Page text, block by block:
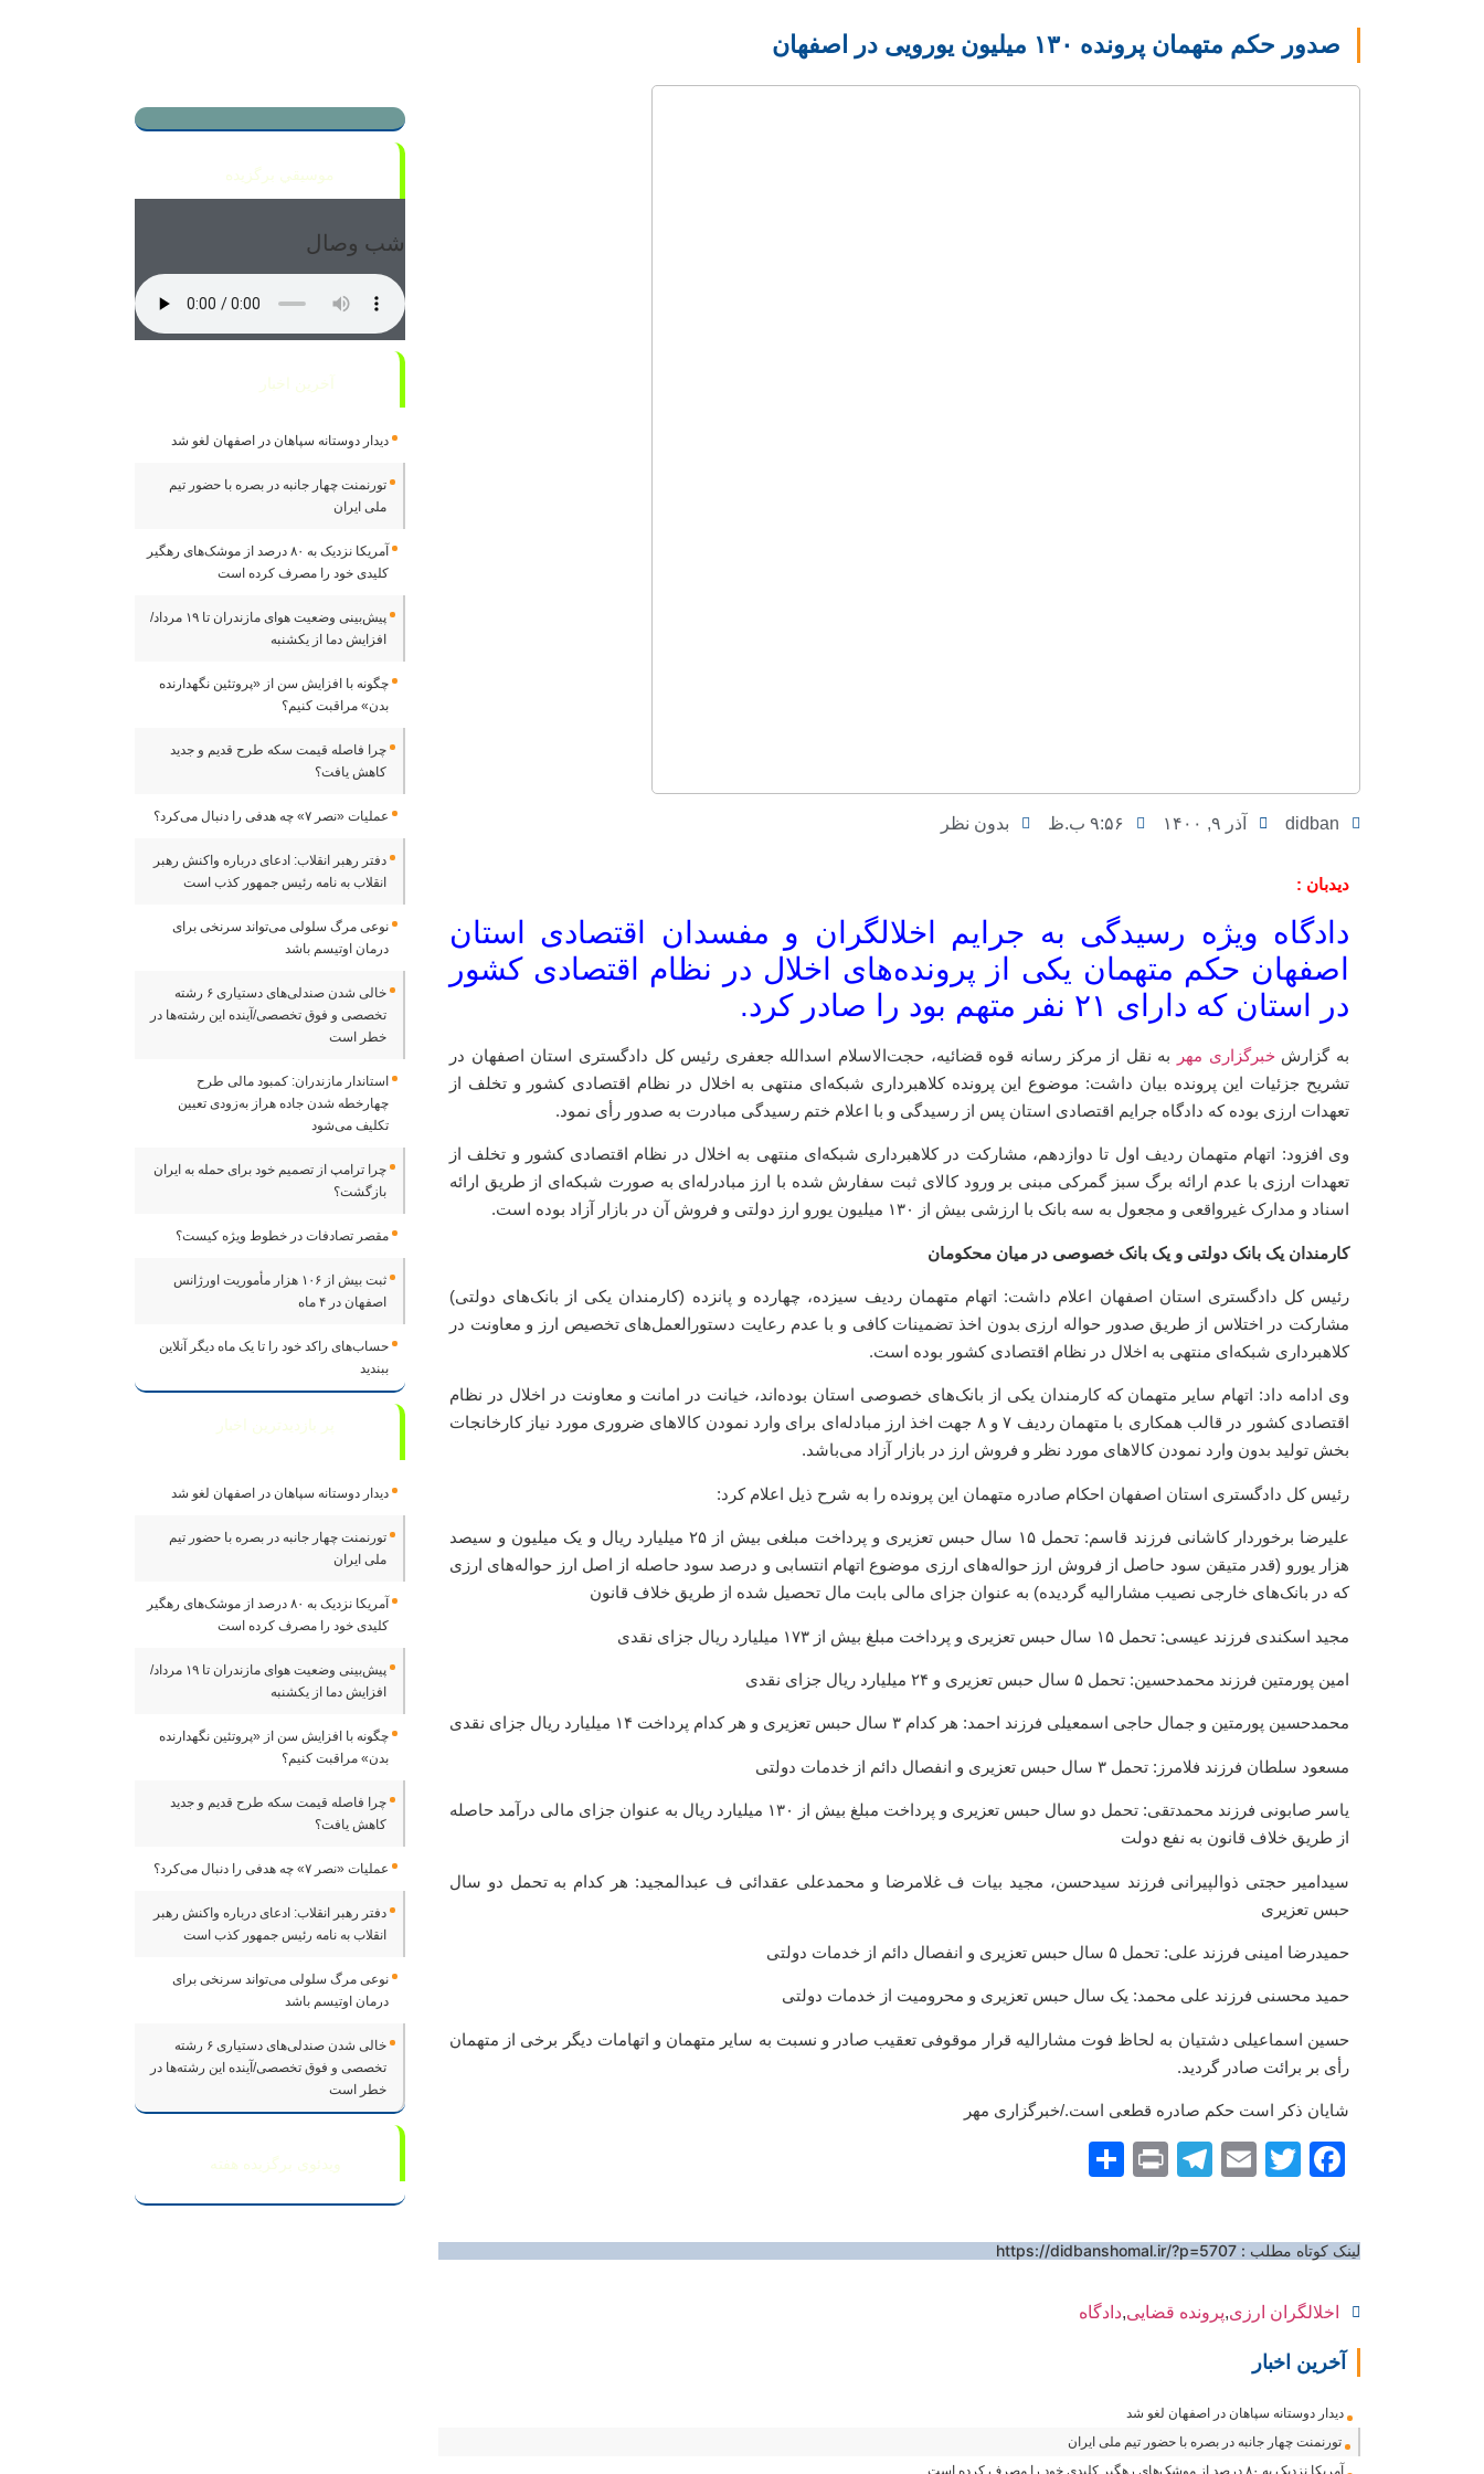
صدور حکم متهمان پرونده ۱۳۰ میلیون یورویی در اصفهان
didban آذر ۹, ۱۴۰۰ ۹:۵۶ ب.ظ بدون نظر
دیدبان :
دادگاه ویژه رسیدگی به جرایم اخلالگران و مفسدان اقتصادی استان
اصفهان حکم متهمان یکی از پرونده‌های اخلال در نظام اقتصادی کشور
در استان که دارای ۲۱ نفر متهم بود را صادر کرد.
به گزارش خبرگزاری مهر
به نقل از مرکز رسانه قوه قضائیه، حجت‌الاسلام اسدالله جعفری رئیس کل دادگستری استان اصفهان در
تشریح جزئیات این پرونده بیان داشت: موضوع این پرونده کلاهبرداری شبکه‌ای منتهی به اخلال در نظام اقتصادی کشور و تخلف از
تعهدات ارزی بوده که دادگاه جرایم اقتصادی استان پس از رسیدگی و با اعلام ختم رسیدگی مبادرت به صدور رأی نمود.
وی افزود: اتهام متهمان ردیف اول تا دوازدهم، مشارکت در کلاهبرداری شبکه‌ای منتهی به اخلال در نظام اقتصادی کشور و تخلف از
تعهدات ارزی با عدم ارائه برگ سبز گمرکی مبنی بر ورود کالای ثبت سفارش شده با ارز مبادرله‌ای به صورت شبکه‌ای از طریق ارائه
اسناد و مدارک غیرواقعی و مجعول به سه بانک با ارزشی بیش از ۱۳۰ میلیون یورو ارز دولتی و فروش آن در بازار آزاد بوده است.
کارمندان یک بانک دولتی و یک بانک خصوصی در میان محکومان
رئیس کل دادگستری استان اصفهان اعلام داشت: اتهام متهمان ردیف سیزده، چهارده و پانزده (کارمندان یکی از بانک‌های دولتی)
مشارکت در اختلاس از طریق صدور حواله ارزی بدون اخذ تضمینات کافی و با عدم رعایت دستورالعمل‌های تخصیص ارز و معاونت در
کلاهبرداری شبکه‌ای منتهی به اخلال در نظام اقتصادی کشور بوده است.
وی ادامه داد: اتهام سایر متهمان که کارمندان یکی از بانک‌های خصوصی استان بوده‌اند، خیانت در امانت و معاونت در اخلال در نظام
اقتصادی کشور در قالب همکاری با متهمان ردیف ۷ و ۸ جهت اخذ ارز مبادله‌ای برای وارد نمودن کالاهای ضروری مورد نیاز کارخانجات
بخش تولید بدون وارد نمودن کالاهای مورد نظر و فروش ارز در بازار آزاد می‌باشد.
رئیس کل دادگستری استان اصفهان احکام صادره متهمان این پرونده را به شرح ذیل اعلام کرد:
علیرضا برخوردار کاشانی فرزند قاسم: تحمل ۱۵ سال حبس تعزیری و پرداخت مبلغی بیش از ۲۵ میلیارد ریال و یک میلیون و سیصد
هزار یورو (قدر متیقن سود حاصل از فروش ارز حواله‌های ارزی موضوع اتهام انتسابی و درصد سود حاصله از اصل ارز حواله‌های ارزی
که در بانک‌های خارجی نصیب مشارالیه گردیده) به عنوان جزای مالی بابت مال تحصیل شده از طریق خلاف قانون
مجید اسکندی فرزند عیسی: تحمل ۱۵ سال حبس تعزیری و پرداخت مبلغ بیش از ۱۷۳ میلیارد ریال جزای نقدی
امین پورمتین فرزند محمدحسین: تحمل ۵ سال حبس تعزیری و ۲۴ میلیارد ریال جزای نقدی
محمدحسین پورمتین و جمال حاجی اسمعیلی فرزند احمد: هر کدام ۳ سال حبس تعزیری و هر کدام پرداخت ۱۴ میلیارد ریال جزای نقدی
مسعود سلطان فرزند فلامرز: تحمل ۳ سال حبس تعزیری و انفصال دائم از خدمات دولتی
یاسر صابونی فرزند محمدتقی: تحمل دو سال حبس تعزیری و پرداخت مبلغ بیش از ۱۳۰ میلیارد ریال به عنوان جزای مالی درآمد حاصله
از طریق خلاف قانون به نفع دولت
سیدامیر حجتی ذوالپیرانی فرزند سیدحسن، مجید بیات ف غلامرضا و محمدعلی عقدائی ف عبدالمجید: هر کدام به تحمل دو سال
حبس تعزیری
حمیدرضا امینی فرزند علی: تحمل ۵ سال حبس تعزیری و انفصال دائم از خدمات دولتی
حمید محسنی فرزند علی محمد: یک سال حبس تعزیری و محرومیت از خدمات دولتی
حسین اسماعیلی دشتیان به لحاظ فوت مشارالیه قرار موقوفی تعقیب صادر و نسبت به سایر متهمان و اتهامات دیگر برخی از متهمان
رأی بر برائت صادر گردید.
شایان ذکر است حکم صادره قطعی است./خبرگزاری مهر
Facebook
Twitter
Email
Telegram
Print
لینک کوتاه مطلب : https://didbanshomal.ir/?p=5707
اخلالگران ارزی,پرونده قضایی,دادگاه
آخرین اخبار
دیدار دوستانه سپاهان در اصفهان لغو شد
تورنمنت چهار جانبه در بصره با حضور تیم ملی ایران
آمریکا نزدیک به ۸۰ درصد از موشک‌های رهگیر کلیدی خود را مصرف کرده است
موسيقي برگزيده
شب وصال
آخرین اخبار
دیدار دوستانه سپاهان در اصفهان لغو شد
تورنمنت چهار جانبه در بصره با حضور تیم
ملی ایران
آمریکا نزدیک به ۸۰ درصد از موشک‌های رهگیر
کلیدی خود را مصرف کرده است
پیش‌بینی وضعیت هوای مازندران تا ۱۹ مرداد/
افزایش دما از یکشنبه
چگونه با افزایش سن از «پروتئین نگهدارنده
بدن» مراقبت کنیم؟
چرا فاصله قیمت سکه طرح قدیم و جدید
کاهش یافت؟
عملیات «نصر ۷» چه هدفی را دنبال می‌کرد؟
دفتر رهبر انقلاب: ادعای درباره واکنش رهبر
انقلاب به نامه رئیس جمهور کذب است
نوعی مرگ سلولی می‌تواند سرنخی برای
درمان اوتیسم باشد
خالی شدن صندلی‌های دستیاری ۶ رشته
تخصصی و فوق تخصصی/آینده این رشته‌ها در
خطر است
استاندار مازندران: کمبود مالی طرح
چهارخطه شدن جاده هراز به‌زودی تعیین
تکلیف می‌شود
چرا ترامپ از تصمیم خود برای حمله به ایران
بازگشت؟
مقصر تصادفات در خطوط ویژه کیست؟
ثبت بیش از ۱۰۶ هزار مأموریت اورژانس
اصفهان در ۴ ماه
حساب‌های راکد خود را تا یک ماه دیگر آنلاین
ببندید
پر بازدیدترین اخبار
دیدار دوستانه سپاهان در اصفهان لغو شد
تورنمنت چهار جانبه در بصره با حضور تیم
ملی ایران
آمریکا نزدیک به ۸۰ درصد از موشک‌های رهگیر
کلیدی خود را مصرف کرده است
پیش‌بینی وضعیت هوای مازندران تا ۱۹ مرداد/
افزایش دما از یکشنبه
چگونه با افزایش سن از «پروتئین نگهدارنده
بدن» مراقبت کنیم؟
چرا فاصله قیمت سکه طرح قدیم و جدید
کاهش یافت؟
عملیات «نصر ۷» چه هدفی را دنبال می‌کرد؟
دفتر رهبر انقلاب: ادعای درباره واکنش رهبر
انقلاب به نامه رئیس جمهور کذب است
نوعی مرگ سلولی می‌تواند سرنخی برای
درمان اوتیسم باشد
خالی شدن صندلی‌های دستیاری ۶ رشته
تخصصی و فوق تخصصی/آینده این رشته‌ها در
خطر است
ویدئوی برگزیده هفته